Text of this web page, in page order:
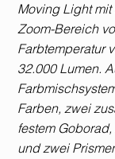
Moving Light
Zoom-Bereich
Farbtemperatur
32.000 Lumen.
Farben, zwei
festem
und zwei